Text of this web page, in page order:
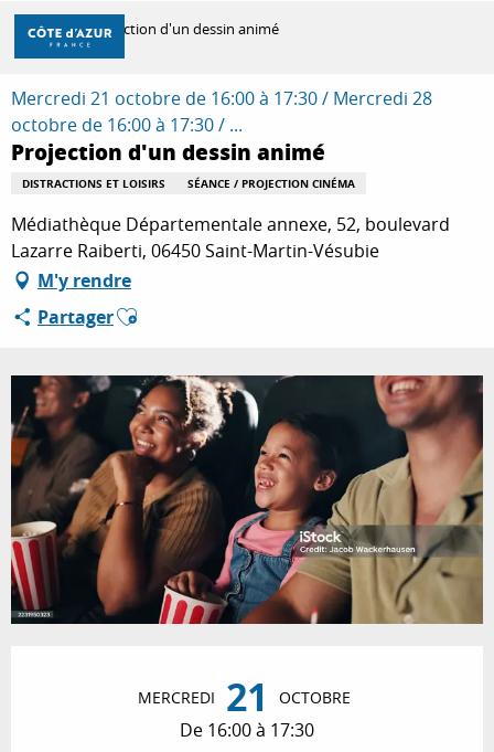
Aller
contenu
principal
DÉCOUVRIR
À FAIRE
SÉJOURNER
Accueil Projection d'un dessin animé
Mercredi 21 octobre de 16:00 à 17:30 / Mercredi 28
octobre de 16:00 à 17:30 / ...
Projection d'un dessin animé
DISTRACTIONS ET LOISIRS SÉANCE / PROJECTION CINÉMA
Médiathèque Départementale annexe, 52, boulevard
Lazarre Raiberti, 06450 Saint-Martin-Vésubie
M'y rendre
PartagerAjouter aux favoris
MERCREDI 21 OCTOBRE
De 16:00 à 17:30